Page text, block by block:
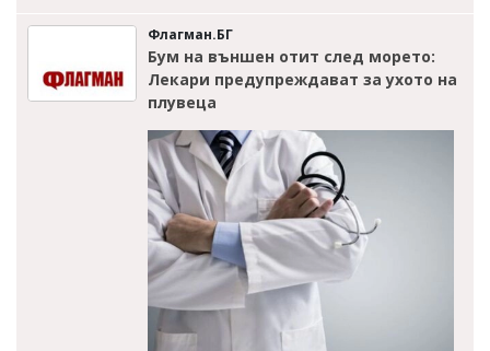
Флагман.БГ
Бум на външен отит след морето:
Лекари предупреждават за ухото на
плувеца